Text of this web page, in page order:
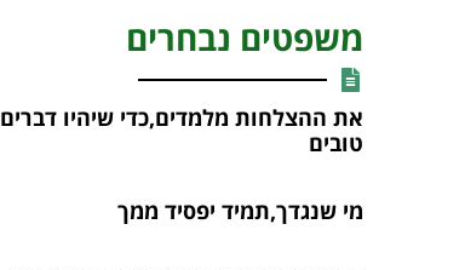
משפטים נבחרים
את ההצלחות מלמדים,כדי שיהיו דברים
טובים
מי שנגדך,תמיד יפסיד ממך